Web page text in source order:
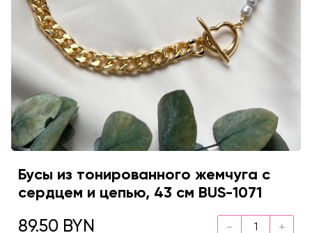
Бусы из тонированного жемчуга с
сердцем и цепью, 43 см BUS-1071
89.50 BYN